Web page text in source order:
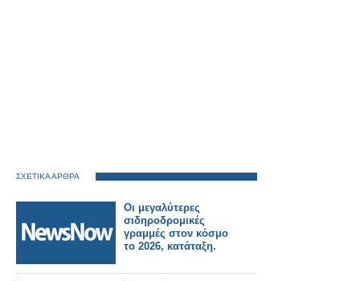
ΣΧΕΤΙΚΑ ΑΡΘΡΑ
Οι μεγαλύτερες
σιδηροδρομικές
γραμμές στον κόσμο
το 2026, κατάταξη.